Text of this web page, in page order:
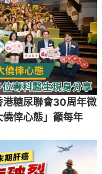
港糖尿聯會30周年微
倖心態」籲每年